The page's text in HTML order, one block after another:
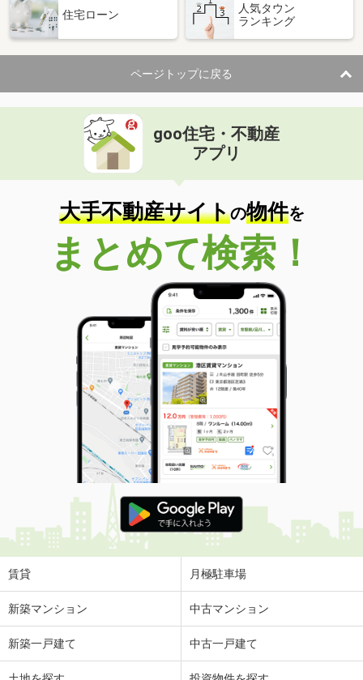
住宅ローン
人気タウン
ランキング
ページトップに戻る
goo住宅・不動産
アプリ
大手不動産サイトの物件を
まとめて検索！
賃貸 月極駐車場
新築マンション 中古マンション
新築一戸建て 中古一戸建て